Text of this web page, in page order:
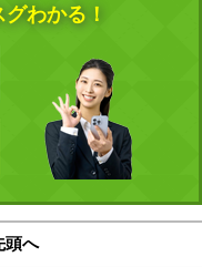
わかる！
頭へ